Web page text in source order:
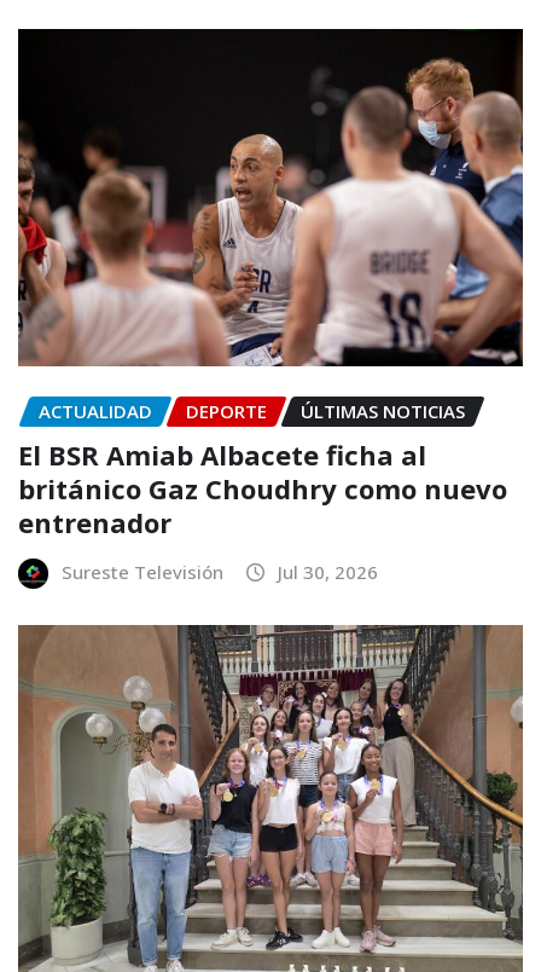
ACTUALIDAD DEPORTE ÚLTIMAS NOTICIAS
El BSR Amiab Albacete ficha al
británico Gaz Choudhry como nuevo
entrenador
Sureste Televisión Jul 30, 2026